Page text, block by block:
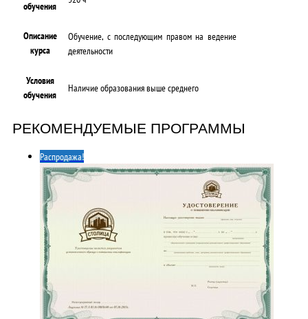
обучения
Описание
курса
Обучение, с последующим правом на ведение
деятельности
Условия
обучения
Наличие образования выше среднего
РЕКОМЕНДУЕМЫЕ ПРОГРАММЫ
Распродажа!